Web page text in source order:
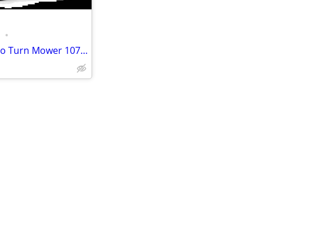
•
NEW Husqvarna Z242F Zero Turn Mower 107cm / 42"